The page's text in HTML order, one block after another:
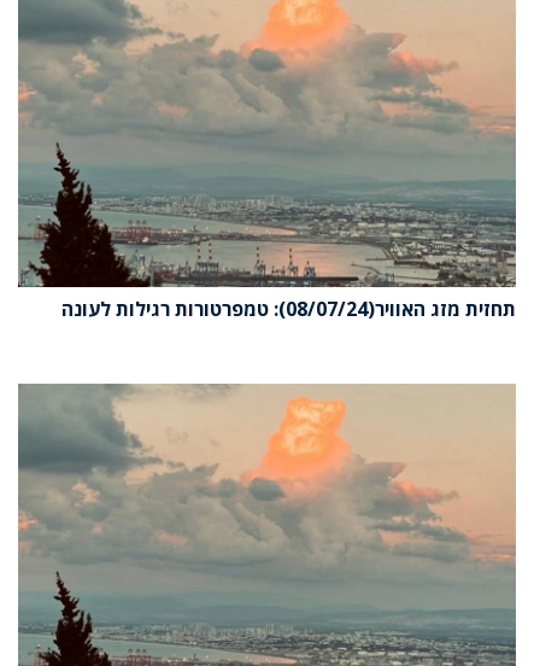
תחזית מזג האוויר(08/07/24): טמפרטורות רגילות לעונה